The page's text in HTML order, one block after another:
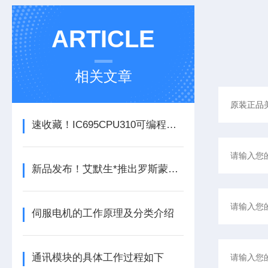
ARTICLE
相关文章
速收藏！IC695CPU310可编程逻辑控制器常见故障的解决方法分享
新品发布！艾默生*推出罗斯蒙特925FGD固定式气体检测器
伺服电机的工作原理及分类介绍
通讯模块的具体工作过程如下